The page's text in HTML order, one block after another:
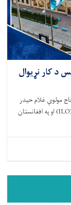
د کار نړیوال
مولوي غلام حیدر
شهامت، په خپل کاري دفتر کې د کار نړیوال سازمان (ILO) او په افغانستان